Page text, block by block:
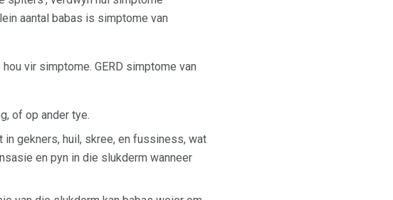
aantal babas is simptome van
vir simptome. GERD simptome van
of op ander tye.
in gekners, huil, skree, en fussiness, wat
en pyn in die slukderm wanneer